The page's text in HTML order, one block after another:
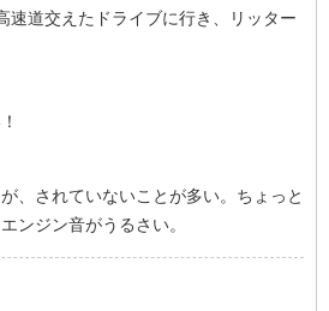
速道交えたドライブに行き、リッター
、されていないことが多い。ちょっと
ンジン音がうるさい。